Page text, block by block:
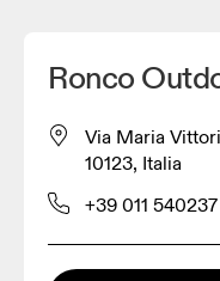
Ronco
Via Maria
10123, Italia
+39 011 540237